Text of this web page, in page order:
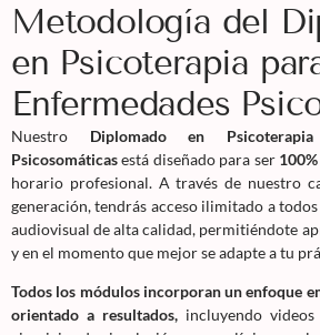
Metodología del
en Psicoterapia
Enfermedades
Nuestro Diplomado en
Psicosomáticasestá diseñado para ser
horario profesional. A través de nuestro
generación, tendrás acceso ilimitado a
audiovisual de alta calidad, permitiéndote
y en el momento que mejor se adapte a tu
Todos los módulos incorporan un enfoque
orientado a resultados, incluyendo